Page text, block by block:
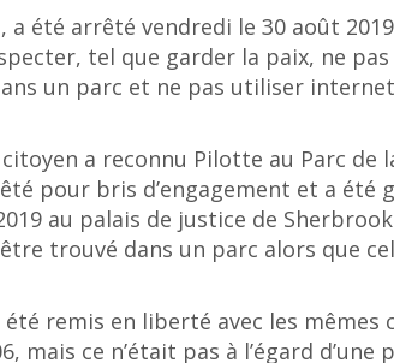
a été arrêté vendredi le 30 août
tel que garder la paix, ne
un parc et ne pas utiliser
a reconnu Pilotte au Parc de
pour bris d’engagement et a
au palais de justice de
trouvé dans un parc alors que
remis en liberté avec les
mais ce n’était pas à l’égard d’une